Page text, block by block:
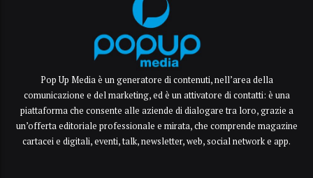
Pop Up Media è un generatore di contenuti, nell’area della
comunicazione e del marketing, ed è un attivatore di contatti: è una
piattaforma che consente alle aziende di dialogare tra loro, grazie a
un’offerta editoriale professionale e mirata, che comprende magazine
cartacei e digitali, eventi, talk, newsletter, web, social network e app.